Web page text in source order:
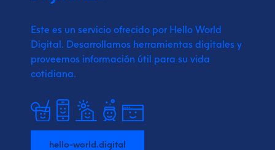
Este es un servicio ofrecido por Hello World
Digital. Desarrollamos herramientas digitales y
proveemos información útil para su vida
cotidiana.
hello-world.digital